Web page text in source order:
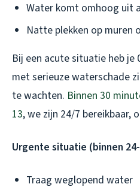
Water komt omhoog uit
Natte plekken op muren
Bij een acute situatie heb
met serieuze waterschade
te wachten. Binnen 30
13, we zijn 24/7 bereikbaar,
Urgente situatie (binnen
Traag weglopend water